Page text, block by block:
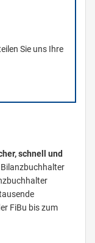
Sie uns Ihre
schnell und
FiBu bis zum